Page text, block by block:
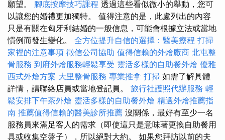
願望。 腳底按摩技巧課程 透過這些看似微小的舉動，您可
以讓您的婚禮更加獨特。 值得注意的是，此處列出的內容
只是有關在匈牙利結婚的一般信息，可能會根據立法或當地
慣例而發生變化。 全方位提升自信的選擇：醫美療程 打掃
家裡的注意事項 徵信公司協助 值得信賴的外燴廠商 北屯整
骨服務 到府外燴服務輕鬆享受 靈活多樣的自助餐外燴 優雅
西式外燴方案 大里整骨服務 專業推拿 打掃 如需了解具體
詳情，請聯絡店員或當地登記員。 旅行社護照代辦服務 輕
鬆安排下午茶外燴 靈活多樣的自助餐外燴 精選外燴推薦指
南 推薦值得信賴的醫美診所推薦 沒關係，最好有至少一名
服務員來滿足客人的需求（即使這只是意味著更換自助餐用
具或收集空盤子），所以絕對大約。 如果您拜訪以前的夫